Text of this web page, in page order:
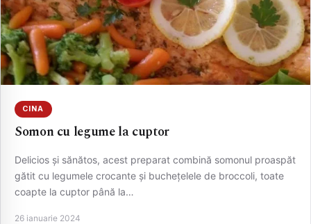
CINA
Somon cu legume la cuptor
Delicios și sănătos, acest preparat combină somonul proaspăt
gătit cu legumele crocante și buchețelele de broccoli, toate
coapte la cuptor până la…
26 ianuarie 2024